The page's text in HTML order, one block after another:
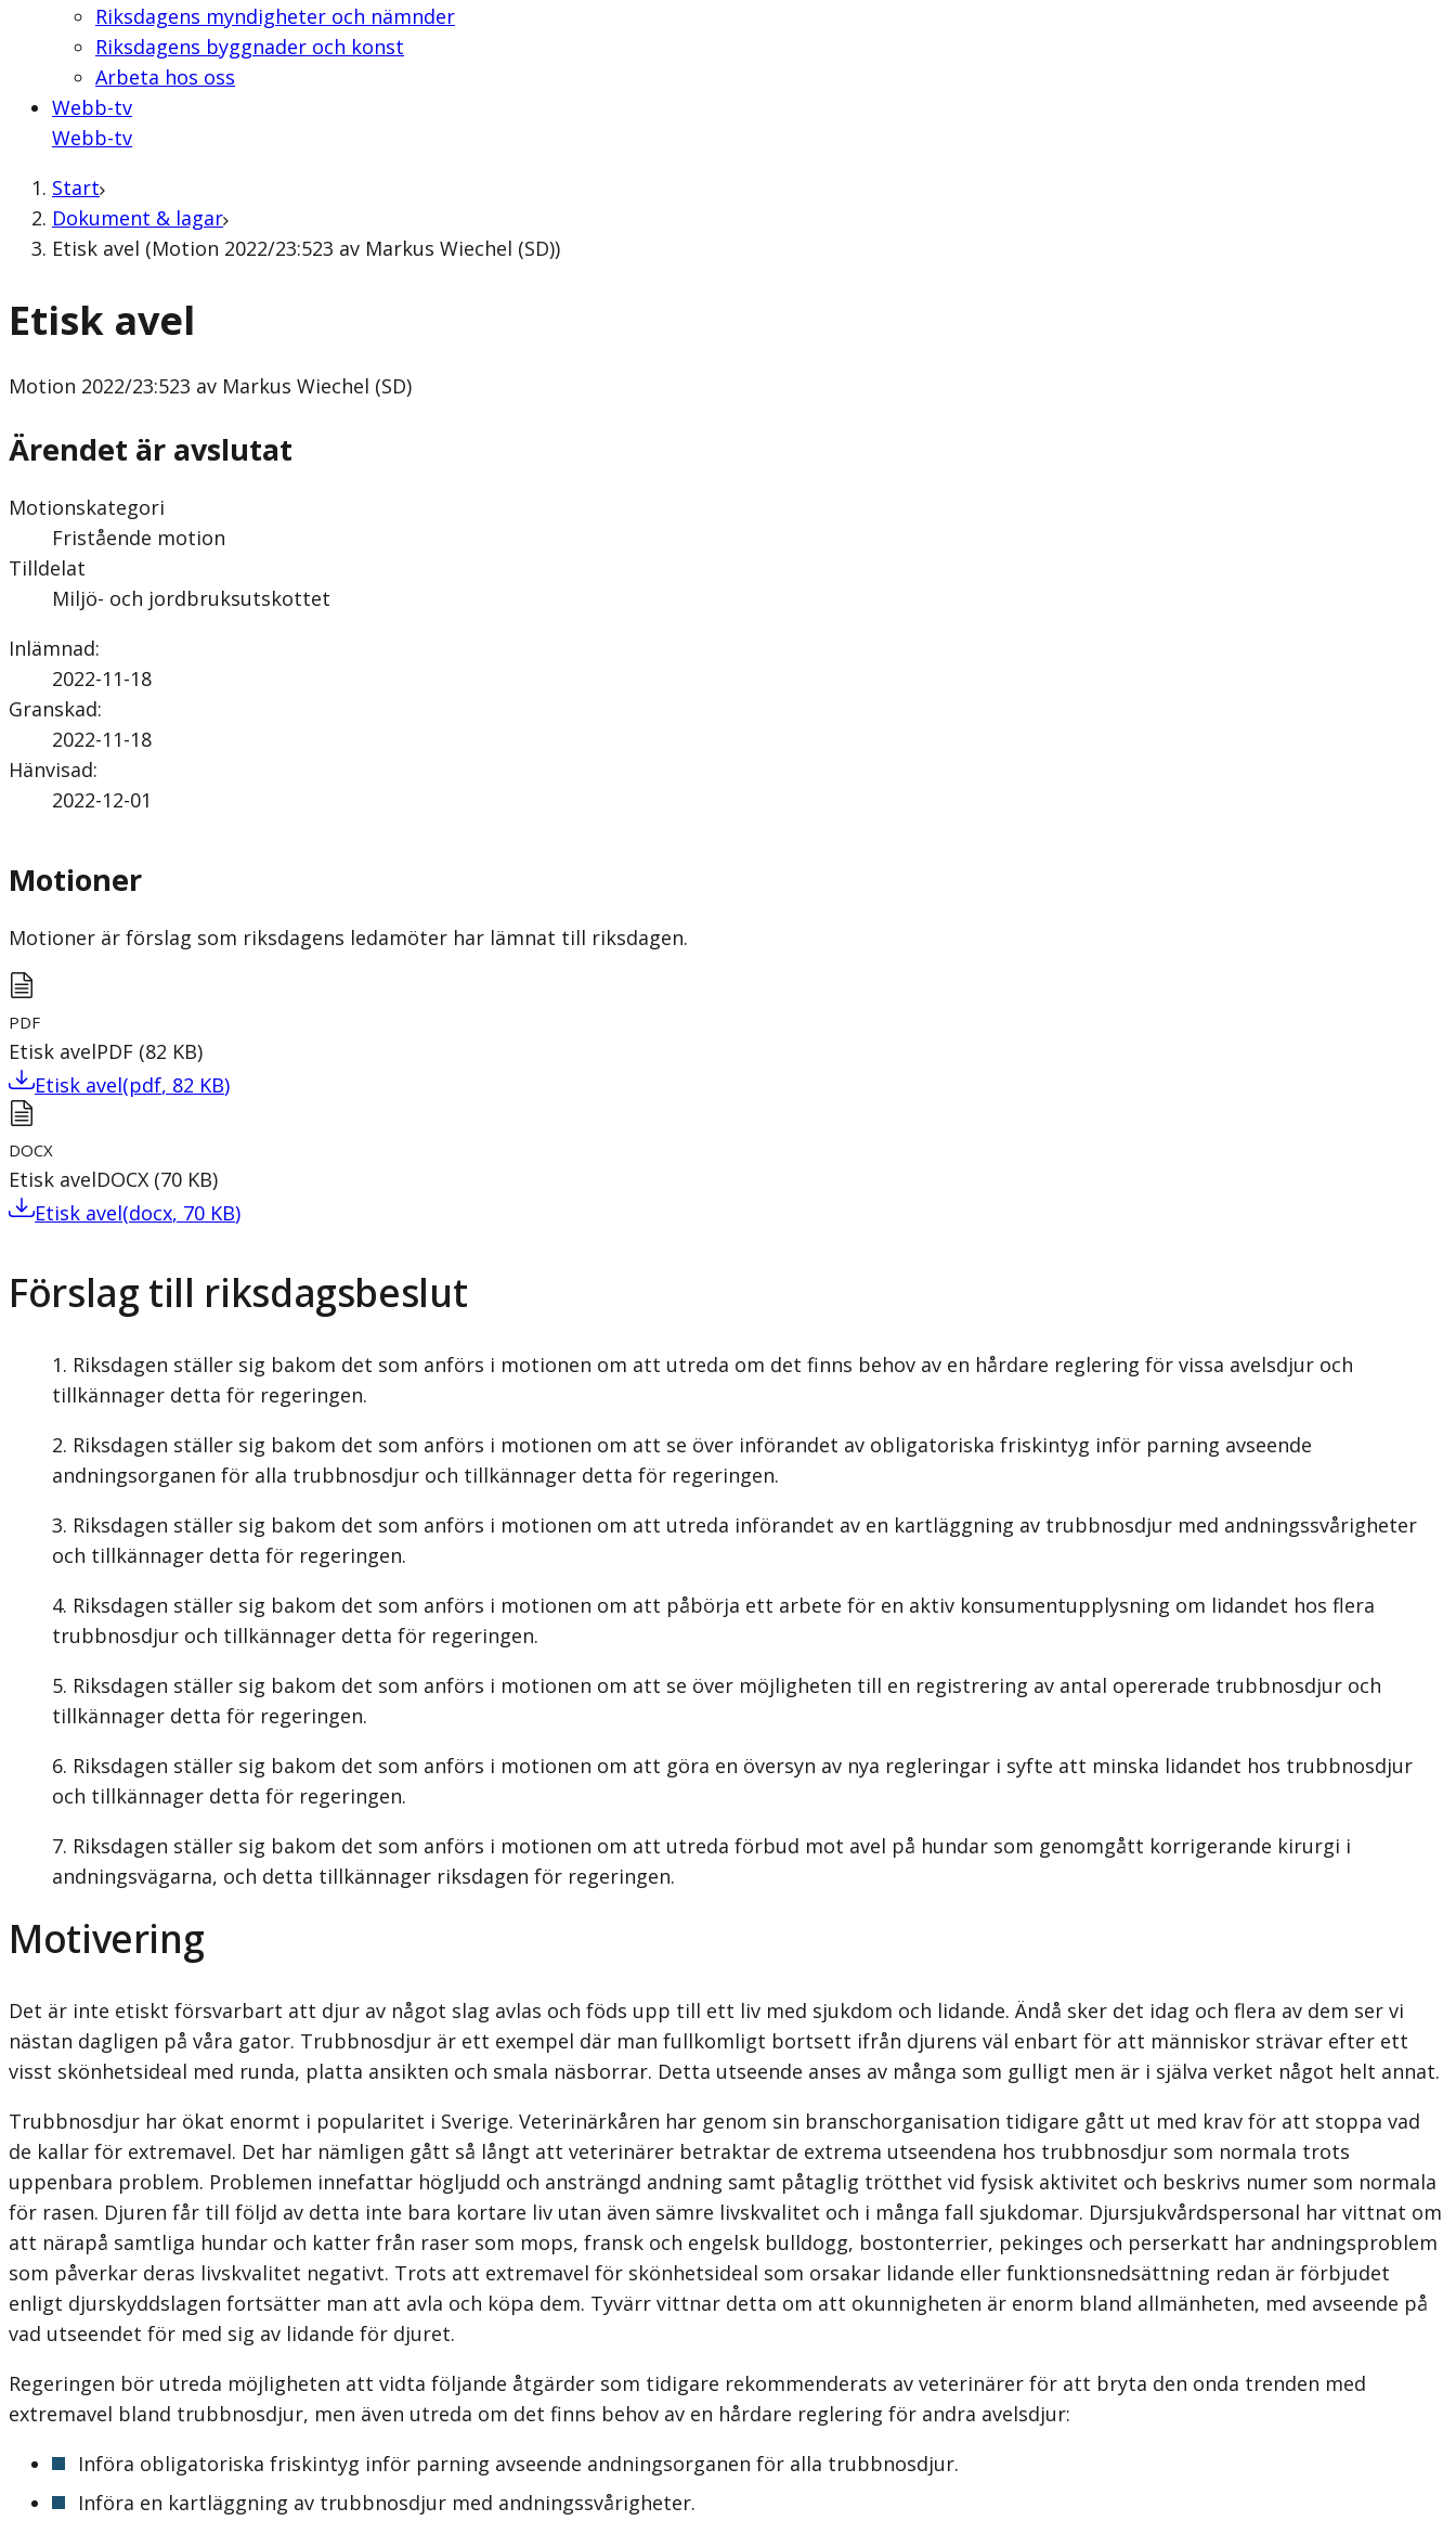
Riksdagens myndigheter och nämnder
Riksdagens byggnader och konst
Arbeta hos oss
Webb-tv
Webb-tv
Start
Dokument & lagar
Etisk avel (Motion 2022/23:523 av Markus Wiechel (SD))
Etisk avel
Motion 2022/23:523 av Markus Wiechel (SD)
Ärendet är avslutat
Motionskategori
Fristående motion
Tilldelat
Miljö- och jordbruksutskottet
Inlämnad:
2022-11-18
Granskad:
2022-11-18
Hänvisad:
2022-12-01
Motioner
Motioner är förslag som riksdagens ledamöter har lämnat till riksdagen.
PDF
Etisk avelPDF (82 KB)
Etisk avel(pdf, 82 KB)
DOCX
Etisk avelDOCX (70 KB)
Etisk avel(docx, 70 KB)
Förslag till riksdagsbeslut
Riksdagen ställer sig bakom det som anförs i motionen om att utreda om det finns behov av en hårdare reglering för vissa avelsdjur och
tillkännager detta för regeringen.
Riksdagen ställer sig bakom det som anförs i motionen om att se över införandet av obligatoriska friskintyg inför parning avseende
andningsorganen för alla trubbnosdjur och tillkännager detta för regeringen.
Riksdagen ställer sig bakom det som anförs i motionen om att utreda införandet av en kartläggning av trubbnosdjur med andningssvårigheter
och tillkännager detta för regeringen.
Riksdagen ställer sig bakom det som anförs i motionen om att påbörja ett arbete för en aktiv konsumentupplysning om lidandet hos flera
trubbnosdjur och tillkännager detta för regeringen.
Riksdagen ställer sig bakom det som anförs i motionen om att se över möjligheten till en registrering av antal opererade trubbnosdjur och
tillkännager detta för regeringen.
Riksdagen ställer sig bakom det som anförs i motionen om att göra en översyn av nya regleringar i syfte att minska lidandet hos trubbnosdjur
och tillkännager detta för regeringen.
Riksdagen ställer sig bakom det som anförs i motionen om att utreda förbud mot avel på hundar som genomgått korrigerande kirurgi i
andningsvägarna, och detta tillkännager riksdagen för regeringen.
Motivering
Det är inte etiskt försvarbart att djur av något slag avlas och föds upp till ett liv med sjukdom och lidande. Ändå sker det idag och flera av dem ser vi
nästan dagligen på våra gator. Trubbnosdjur är ett exempel där man fullkomligt bortsett ifrån djurens väl enbart för att människor strävar efter ett
visst skönhetsideal med runda, platta ansikten och smala näsborrar. Detta utseende anses av många som gulligt men är i själva verket något helt annat.
Trubbnosdjur har ökat enormt i popularitet i Sverige. Veterinärkåren har genom sin branschorganisation tidigare gått ut med krav för att stoppa vad
de kallar för extremavel. Det har nämligen gått så långt att veterinärer betraktar de extrema utseendena hos trubbnosdjur som normala trots
uppenbara problem. Problemen innefattar högljudd och ansträngd andning samt påtaglig trötthet vid fysisk aktivitet och beskrivs numer som normala
för rasen. Djuren får till följd av detta inte bara kortare liv utan även sämre livskvalitet och i många fall sjukdomar. Djursjukvårdspersonal har vittnat om
att närapå samtliga hundar och katter från raser som mops, fransk och engelsk bulldogg, boston­terrier, pekinges och perserkatt har andningsproblem
som påverkar deras livskvalitet negativt. Trots att extremavel för skönhetsideal som orsakar lidande eller funktions­nedsättning redan är förbjudet
enligt djurskyddslagen fortsätter man att avla och köpa dem. Tyvärr vittnar detta om att okunnigheten är enorm bland allmänheten, med avseende på
vad utseendet för med sig av lidande för djuret.
Regeringen bör utreda möjligheten att vidta följande åtgärder som tidigare rekommenderats av veterinärer för att bryta den onda trenden med
extremavel bland trubbnosdjur, men även utreda om det finns behov av en hårdare reglering för andra avelsdjur:
Införa obligatoriska friskintyg inför parning avseende andningsorganen för alla trubbnosdjur.
Införa en kartläggning av trubbnosdjur med andningssvårigheter.